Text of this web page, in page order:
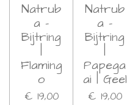
Natrub
a -
Bijtring
|
Flaming
o
€ 19,00
Natrub
a -
Bijtring
|
Papega
ai | Geel
€ 19,00